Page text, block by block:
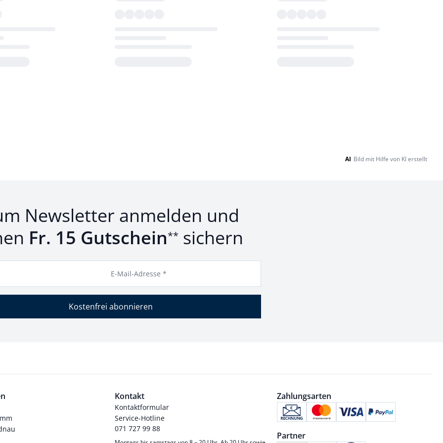
AI Bild mit Hilfe von KI erstellt
Newsletter anmelden und
Fr. 15 Gutschein** sichern
E-Mail-Adresse *
Kostenfrei abonnieren
Kontakt
Kontaktformular
Service-Hotline
071 727 99 88
Zahlungsarten
Partner